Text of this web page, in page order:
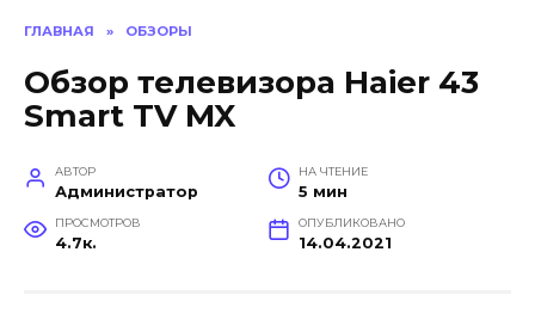
ГЛАВНАЯ » ОБЗОРЫ
Обзор телевизора Haier 43
Smart TV MX
АВТОР
Администратор
НА ЧТЕНИЕ
5 мин
ПРОСМОТРОВ
4.7к.
ОПУБЛИКОВАНО
14.04.2021